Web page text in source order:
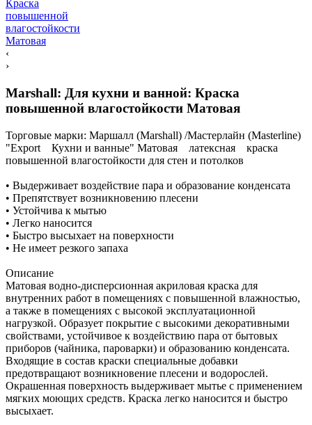
‹
›
Marshall: Для кухни и ванной: Краска
повышенной влагостойкости Матовая
Торговые марки: Маршалл (Marshall) /Мастерлайн (Masterline)
"Export Кухни и ванные" Матовая латексная краска
повышенной влагостойкости для стен и потолков
• Выдерживает воздействие пара и образование конденсата
• Препятствует возникновению плесени
• Устойчива к мытью
• Легко наносится
• Быстро высыхает на поверхности
• Не имеет резкого запаха
Описание
Матовая водно-дисперсионная акриловая краска для
внутренних работ в помещениях с повышенной влажностью,
а также в помещениях с высокой эксплуатационной
нагрузкой. Образует покрытие с высокими декоративными
свойствами, устойчивое к воздействию пара от бытовых
приборов (чайника, пароварки) и образованию конденсата.
Входящие в состав краски специальные добавки
предотвращают возникновение плесени и водорослей.
Окрашенная поверхность выдерживает мытье с применением
мягких моющих средств. Краска легко наносится и быстро
высыхает.